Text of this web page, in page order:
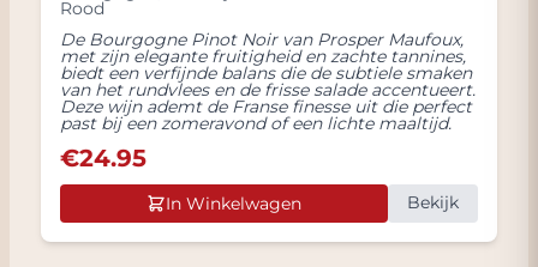
Rood
De Bourgogne Pinot Noir van Prosper Maufoux,
met zijn elegante fruitigheid en zachte tannines,
biedt een verfijnde balans die de subtiele smaken
van het rundvlees en de frisse salade accentueert.
Deze wijn ademt de Franse finesse uit die perfect
past bij een zomeravond of een lichte maaltijd.
€24.95
In Winkelwagen Bekijk